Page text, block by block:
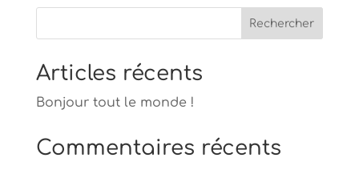
Rechercher
Articles récents
Bonjour tout le monde !
Commentaires récents